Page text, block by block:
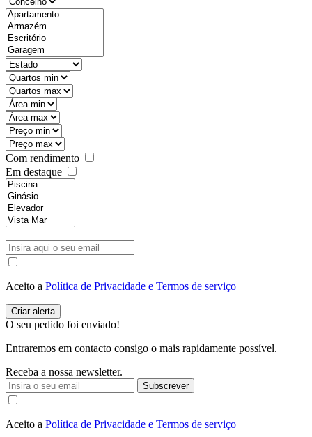
Com rendimento
Em destaque
Aceito a Política de Privacidade e Termos de serviço
O seu pedido foi enviado!
Entraremos em contacto consigo o mais rapidamente possível.
Receba a nossa newsletter.
Subscrever
Aceito a Política de Privacidade e Termos de serviço